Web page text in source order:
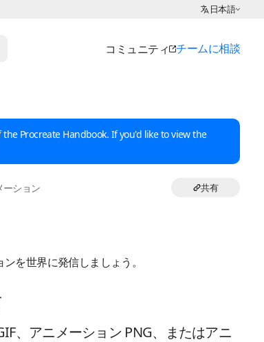
日本語
言語の選択:
コミュニティ チームに相談
Procreate Handbook. If you'd like to view the
ーション 共有
を世界に発信しましょう。
、アニメーション PNG、またはアニ